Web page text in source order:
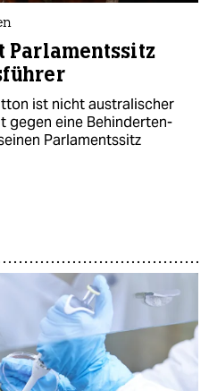
ist nicht australischer
gegen eine Behinderten-
Parlamentssitz